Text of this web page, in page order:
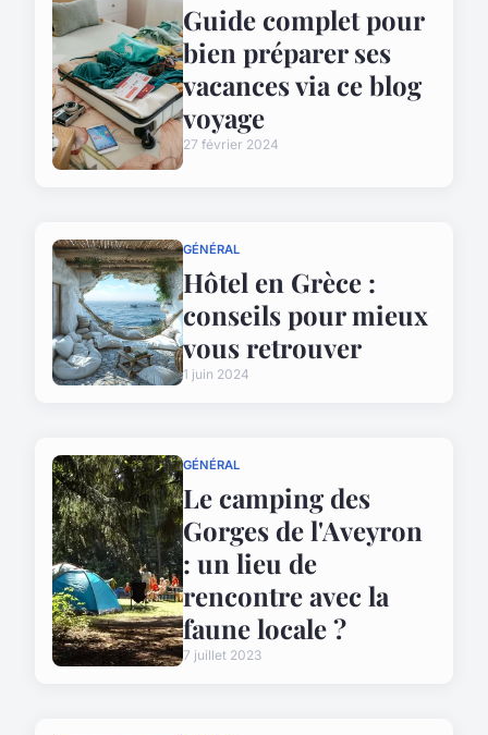
Guide complet pour
bien préparer ses
vacances via ce blog
voyage
27 février 2024
GÉNÉRAL
Hôtel en Grèce :
conseils pour mieux
vous retrouver
1 juin 2024
GÉNÉRAL
Le camping des
Gorges de l'Aveyron
: un lieu de
rencontre avec la
faune locale ?
7 juillet 2023